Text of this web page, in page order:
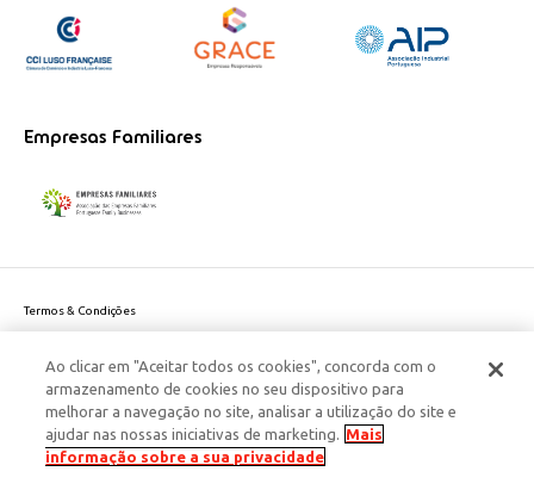
Empresas Familiares
Termos & Condições
Politica de Cookies
Política de Privacidade Dados Pessoais
Responsabilidade Social Corporativa
Ao clicar em "Aceitar todos os cookies", concorda com o
armazenamento de cookies no seu dispositivo para
melhorar a navegação no site, analisar a utilização do site e
ajudar nas nossas iniciativas de marketing. Mais
informação sobre a sua privacidade